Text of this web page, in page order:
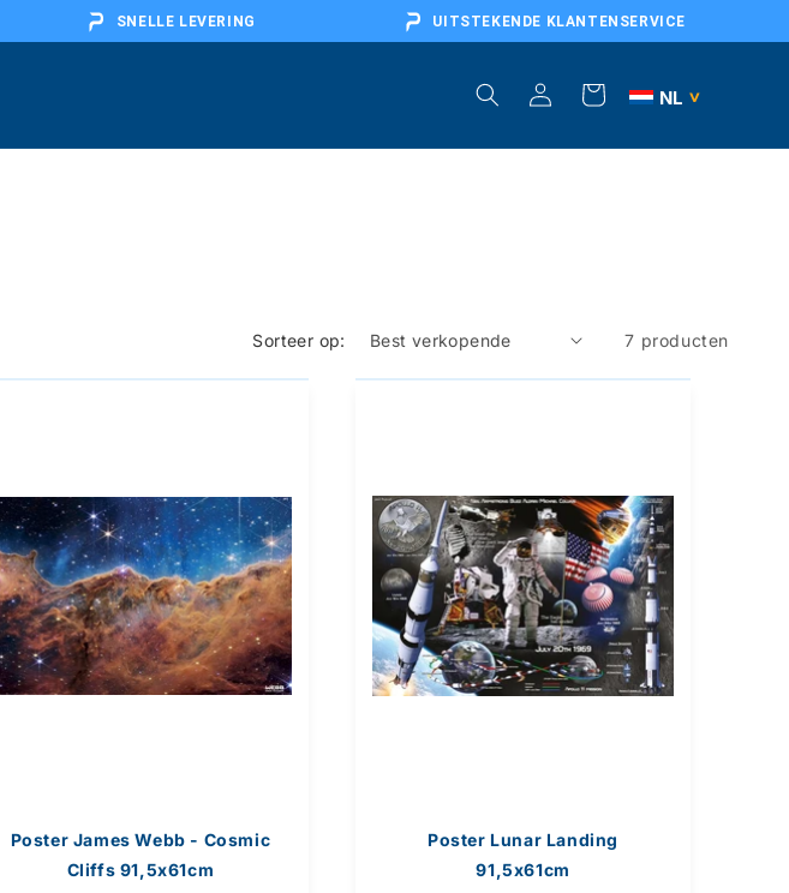
SNELLE LEVERING UITSTEKENDE KLANTENSERVICE
Inloggen
Winkelwagen NL >
BE
Sorteer op: 7 producten
Poster James Webb - Cosmic
Cliffs 91,5x61cm
Poster Lunar Landing
91,5x61cm